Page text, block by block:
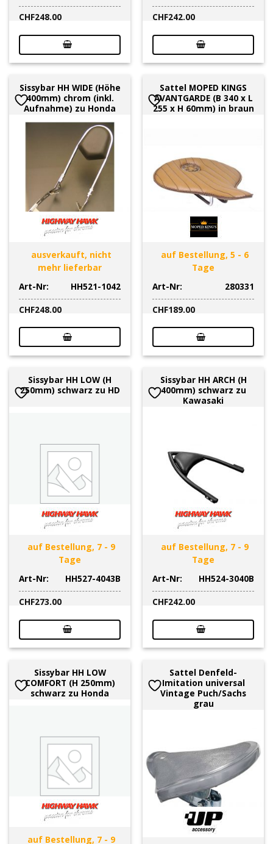
CHF248.00
CHF242.00
Sissybar HH WIDE (Höhe
400mm) chrom (inkl.
Aufnahme) zu Honda
ausverkauft, nicht
mehr lieferbar
Art-Nr:
HH521-1042
CHF248.00
Sattel MOPED KINGS
AVANTGARDE (B 340 x L
255 x H 60mm) in braun
auf Bestellung, 5 - 6
Tage
Art-Nr:
280331
CHF189.00
Sissybar HH LOW (H
250mm) schwarz zu HD
auf Bestellung, 7 - 9
Tage
Art-Nr:
HH527-4043B
CHF273.00
Sissybar HH ARCH (H
400mm) schwarz zu
Kawasaki
auf Bestellung, 7 - 9
Tage
Art-Nr:
HH524-3040B
CHF242.00
Sissybar HH LOW
COMFORT (H 250mm)
schwarz zu Honda
auf Bestellung, 7 - 9
Sattel Denfeld-
Imitation universal
Vintage Puch/Sachs
grau